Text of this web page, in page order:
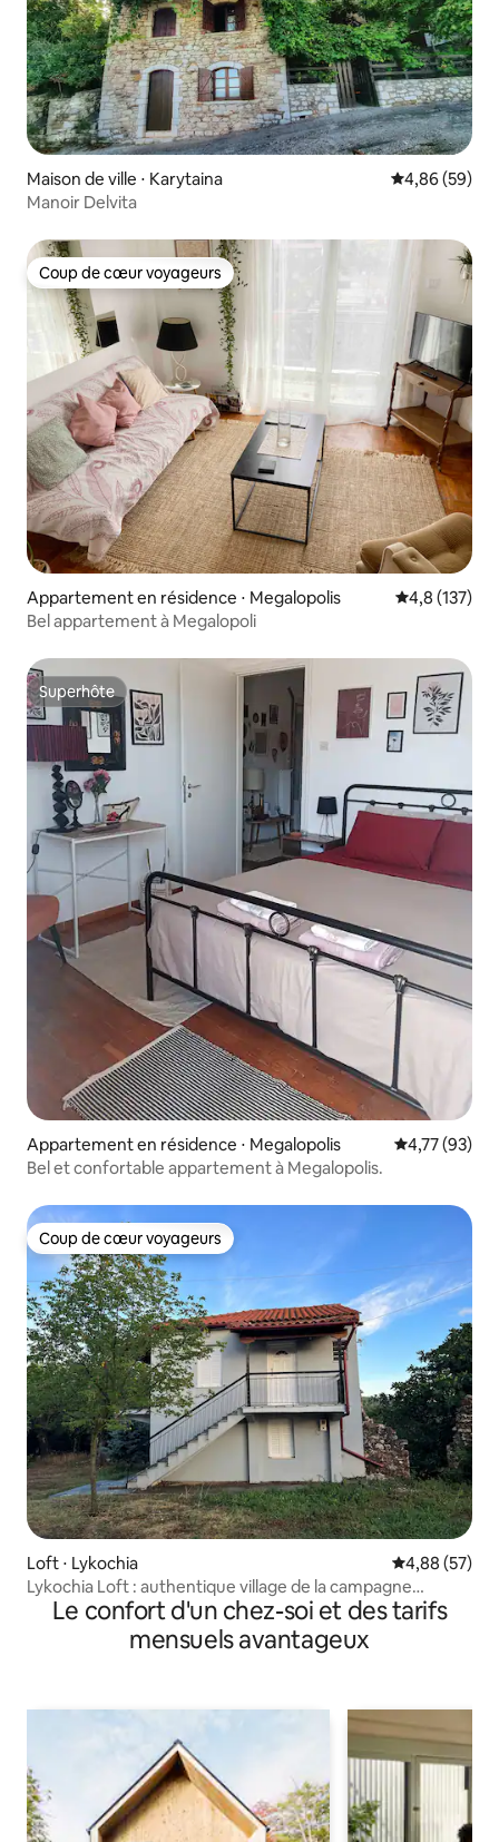
Maison de ville ⋅ Karytaina Évaluation
4,86 (59)
Manoir Delvita
Coup de cœur voyageurs
Coup de cœur voyageurs
Appartement en résidence ⋅ Megalopolis Évaluation
4,8 (137)
Bel appartement à Megalopoli
Superhôte
Superhôte
Appartement en résidence ⋅ Megalopolis Évaluation
4,77 (93)
Bel et confortable appartement à Megalopolis.
Coup de cœur voyageurs
Coup de cœur voyageurs
Loft ⋅ Lykochia Évaluation
4,88 (57)
Lykochia Loft : authentique village de la campagne
grecque
Le confort d'un chez-soi et des tarifs
mensuels avantageux